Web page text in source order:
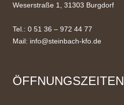
Weserstraße 1, 31303 Burgdorf
Tel.: 0 51 36 – 972 44 77
Mail: info@steinbach-kfo.de
ÖFFNUNGSZEITEN